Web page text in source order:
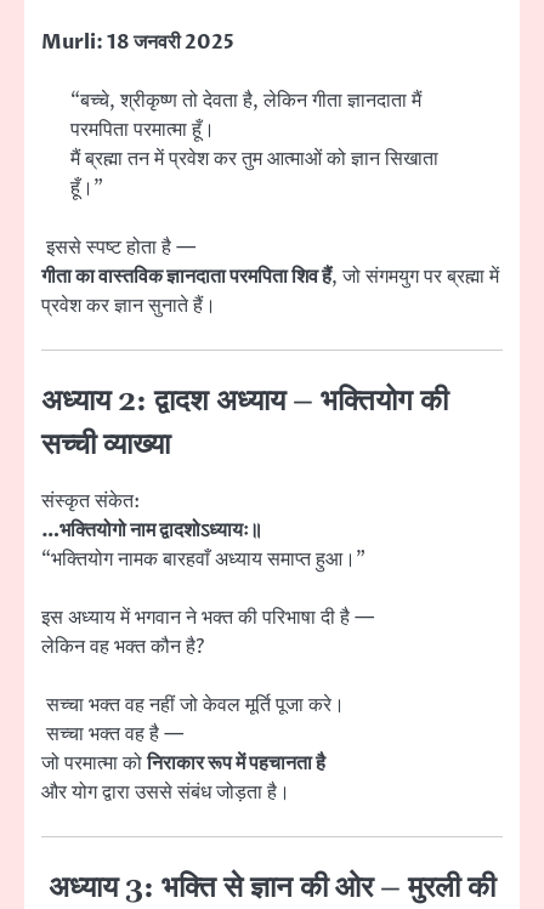
Murli: 18 जनवरी 2025
“बच्चे, श्रीकृष्ण तो देवता है, लेकिन गीता ज्ञानदाता मैं
परमपिता परमात्मा हूँ।
मैं ब्रह्मा तन में प्रवेश कर तुम आत्माओं को ज्ञान सिखाता
हूँ।”
इससे स्पष्ट होता है —
गीता का वास्तविक ज्ञानदाता परमपिता शिव हैं, जो संगमयुग पर ब्रह्मा में
प्रवेश कर ज्ञान सुनाते हैं।
अध्याय 2:द्वादश अध्याय – भक्तियोग की
सच्ची व्याख्या
संस्कृत संकेत:
…भक्तियोगो नाम द्वादशोऽध्यायः॥
“भक्तियोग नामक बारहवाँ अध्याय समाप्त हुआ।”
इस अध्याय में भगवान ने भक्त की परिभाषा दी है —
लेकिन वह भक्त कौन है?
सच्चा भक्त वह नहीं जो केवल मूर्ति पूजा करे।
सच्चा भक्त वह है —
जो परमात्मा कोनिराकार रूप में पहचानता है
और योग द्वारा उससे संबंध जोड़ता है।
अध्याय 3: भक्ति से ज्ञान की ओर – मुरली की